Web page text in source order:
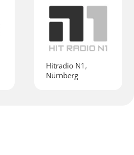
Hitradio N1,
Nürnberg